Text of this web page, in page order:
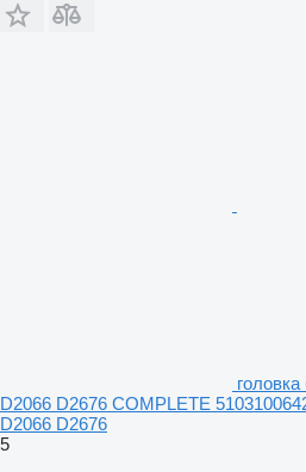
D2066 D2676 COMPLETE
D2066 D2676
5